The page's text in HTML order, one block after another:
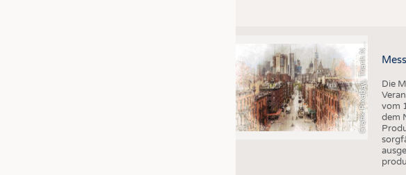
r
a
f
i
k
P
i
x
a
b
a
y
,
T
h
a
n
h
N
g
u
y
e
n
S
l
Die
vom
dem